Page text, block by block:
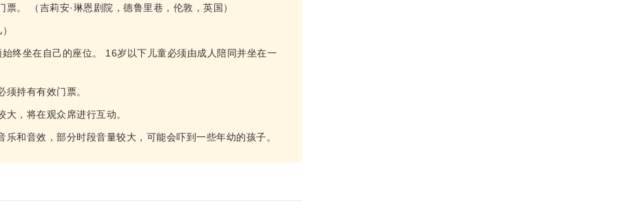
。 （吉莉安·琳恩剧院，德鲁里巷，伦敦，英国）
终坐在自己的座位。 16岁以下儿童必须由成人陪同并坐在一
持有有效门票。
，将在观众席进行互动。
和音效，部分时段音量较大，可能会吓到一些年幼的孩子。